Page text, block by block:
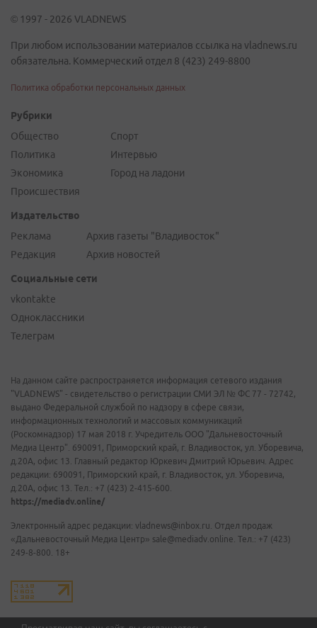
© 1997 - 2026 VLADNEWS
При любом использовании материалов ссылка на vladnews.ru
обязательна. Коммерческий отдел 8 (423) 249-8800
Политика обработки персональных данных
Рубрики
Общество
Политика
Экономика
Происшествия
Спорт
Интервью
Город на ладони
Издательство
Реклама
Редакция
Архив газеты "Владивосток"
Архив новостей
Социальные сети
vkontakte
Одноклассники
Телеграм
На данном сайте распространяется информация сетевого издания
"VLADNEWS" - свидетельство о регистрации СМИ ЭЛ № ФС 77 - 72742,
выдано Федеральной службой по надзору в сфере связи,
информационных технологий и массовых коммуникаций
(Роскомнадзор) 17 мая 2018 г. Учредитель ООО "Дальневосточный
Медиа Центр". 690091, Приморский край, г. Владивосток, ул. Уборевича,
д.20А, офис 13. Главный редактор Юркевич Дмитрий Юрьевич. Адрес
редакции: 690091, Приморский край, г. Владивосток, ул. Уборевича,
д.20А, офис 13. Тел.: +7 (423) 2-415-600.
https://mediadv.online/
Электронный адрес редакции: vladnews@inbox.ru. Отдел продаж
«Дальневосточный Медиа Центр» sale@mediadv.online. Тел.: +7 (423)
249-8-800. 18+